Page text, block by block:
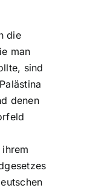
die
man
sind
denen